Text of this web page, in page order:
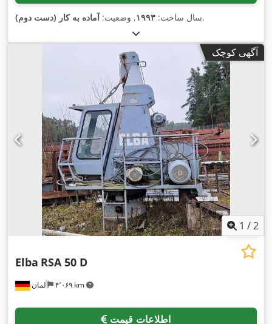
سال ساخت: ۱۹۹۳, وضعیت: آماده به کار (دست دوم) ,
آگهی کوچک
1 /2
آلمان ۴٬۰۶۹ km
Elba RSA 50 D
اطلاعات قیمت